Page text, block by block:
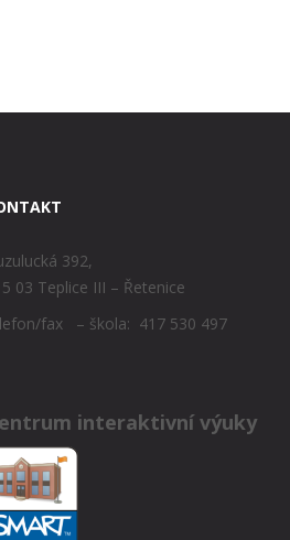
392,
03 Teplice III – Řetenice
fax – škola: 417 530 497
interaktivní výuky